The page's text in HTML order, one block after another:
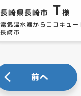
長崎県長崎市 T様
電気温水器からエコキュ
長崎市
前へ